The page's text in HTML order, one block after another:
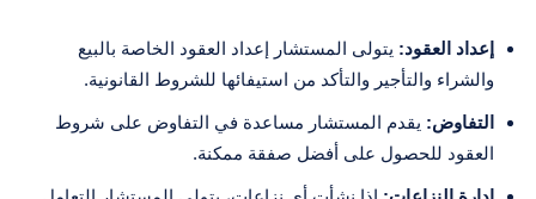
إعداد العقود: يتولى المستشار إعداد العقود الخاصة بالبيع
والشراء والتأجير والتأكد من استيفائها للشروط القانونية.
التفاوض: يقدم المستشار مساعدة في التفاوض على شروط
العقود للحصول على أفضل صفقة ممكنة.